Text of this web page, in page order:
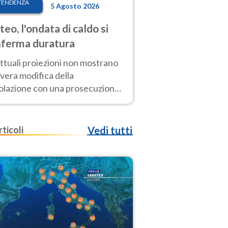
5 Agosto 2026
l'ondata di caldo si
duratura
proiezioni non mostrano
modifica della
con una prosecuzione
fuori scala per molti
Vedi tutti